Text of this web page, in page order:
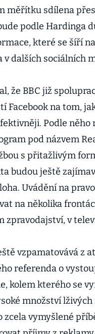
měřítku sdílena
podle Hardinga
které se šíří
v dalších sociálních
že BBC již
Facebook na tom,
Podle něho
pod názvem
s přitažlivým
budou ještě
Uvádění na
na několika
zpravodajství, v
vzpamatovává z
referenda o
kolem kterého se
množství
zcela vymyšlené